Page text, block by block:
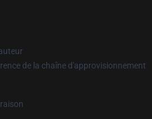
de la chaîne d'approvisionnement